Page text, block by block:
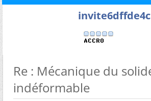
invite6dffde4c
Re : Mécanique du
indéformable